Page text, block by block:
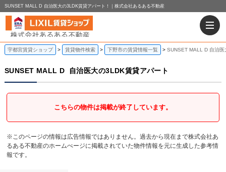
SUNSET MALL D 自治医大の3LDK賃貸アパート！｜株式会社あるある不動産
宇都宮賃貸ショップ 賃貸物件検索 下野市の賃貸情報一覧 SUNSET MALL D 自治
SUNSET MALL D 自治医大の3LDK賃貸アパート
こちらの物件は掲載が終了しています。
※このページの情報は広告情報ではありません。過去から現在まで株式会社あ
るある不動産のホームぺージに掲載されていた物件情報を元に生成した参考情
報です。